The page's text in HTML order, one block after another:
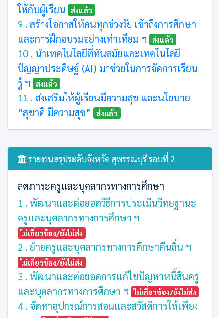
ให้กับผู้เรียน
ส่งแล้ว
9 .สร้างโอกาสให้คนทุกช่วงวัย เข้าถึงการศึกษา
และการฝึกอบรมอย่างเท่าเทียม ฯ
ส่งแล้ว
10 . นำเทคโนโลยีที่ทันสมัยและเทคโนโลยี
ปัญญาประดิษฐ์ (AI) มาช่วยในการจัดการเรียน
รู้ ฯ
ส่งแล้ว
11 .ส่งเสริมให้ผู้เรียนมีความสุข และนโยบาย
“สุขาดี มีความสุข”
ส่งแล้ว
รายงานสรุประดับจังหวัด สุพรรณบุรี รอบที่ 2
ลดภาระครูและบุคลากรทางการศึกษา
1 . พัฒนาและต่อยอดวิธีการประเมินวิทยฐานะ
ครูและบุคลากรทางการศึกษา ฯ
ไม่เกี่ยวข้อง/ยังไม่ส่ง
2 . ย้ายครูและบุคลากรทางการศึกษาคืนถิ่น ฯ
ไม่เกี่ยวข้อง/ยังไม่ส่ง
3 . พัฒนาและต่อยอดการแก้ไขปัญหาหนี้สินครู
และบุคลากรทางการศึกษา ฯ
ไม่เกี่ยวข้อง/ยังไม่ส่ง
4 . จัดหาอุปกรณ์การสอนและสวัสดิการให้เพียง